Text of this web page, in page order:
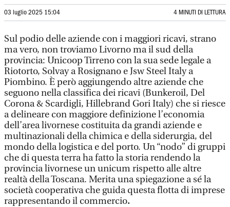
03 luglio 2025 15:04 4 MINUTI DI LETTURA
Sul podio delle aziende con i maggiori ricavi, strano
ma vero, non troviamo Livorno ma il sud della
provincia: Unicoop Tirreno con la sua sede legale a
Riotorto, Solvay a Rosignano e Jsw Steel Italy a
Piombino. È però aggiungendo altre aziende che
seguono nella classifica dei ricavi (Bunkeroil, Del
Corona & Scardigli, Hillebrand Gori Italy) che si riesce
a delineare con maggiore definizione l’economia
dell’area livornese costituita da grandi aziende e
multinazionali della chimica e della siderurgia, del
mondo della logistica e del porto. Un “nodo” di gruppi
che di questa terra ha fatto la storia rendendo la
provincia livornese un unicum rispetto alle altre
realtà della Toscana. Merita una spiegazione a sé la
società cooperativa che guida questa flotta di imprese
rappresentando il commercio.